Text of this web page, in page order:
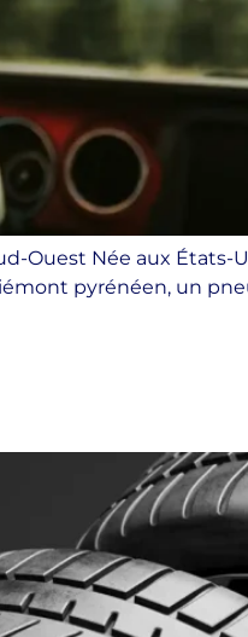
Ouest Née aux États-
pyrénéen, un